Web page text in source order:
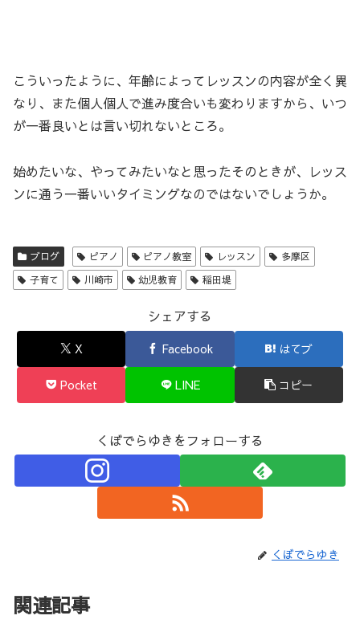
こういったように、年齢によってレッスンの内容が全く異
なり、また個人個人で進み度合いも変わりますから、いつ
が一番良いとは言い切れないところ。
始めたいな、やってみたいなと思ったそのときが、レッス
ンに通う一番いいタイミングなのではないでしょうか。
ブログ ピアノ ピアノ教室 レッスン
多摩区
子育て
川崎市 幼児教育 稲田堤
シェアする
X Facebook はてブ
Pocket LINE コピー
くぼでらゆきをフォローする
くぼでらゆき
関連記事